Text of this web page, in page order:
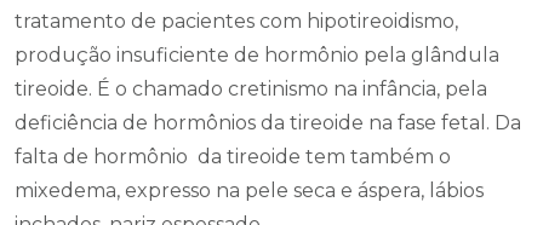
tratamento de pacientes com hipotireoidismo,
produção insuficiente de hormônio pela glândula
tireoide. É o chamado cretinismo na infância, pela
deficiência de hormônios da tireoide na fase fetal. Da
falta de hormônio da tireoide tem também o
mixedema, expresso na pele seca e áspera, lábios